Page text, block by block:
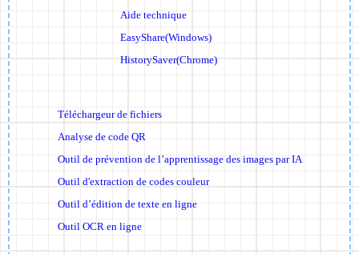
Aide technique
EasyShare(Windows)
HistorySaver(Chrome)
Téléchargeur de fichiers
Analyse de code QR
Outil de prévention de l’apprentissage des images par IA
Outil d'extraction de codes couleur
Outil d’édition de texte en ligne
Outil OCR en ligne